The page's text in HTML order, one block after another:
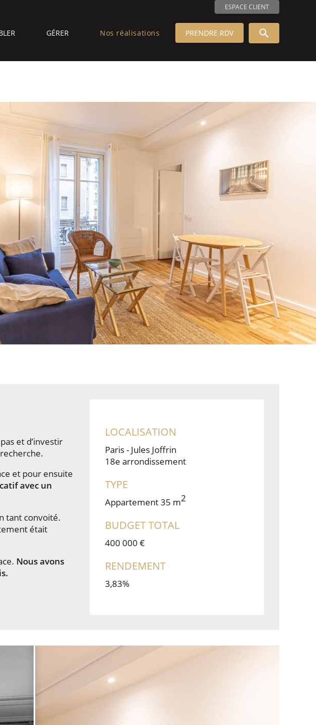
ESPACE CLIENT
GÉRER Nos réalisations PRENDRE RDV
et d’investir
et pour ensuite
avec un
tant convoité.
était
Nous avons
LOCALISATION
Paris - Jules Joffrin
18e arrondissement
TYPE
Appartement 35 m2
BUDGET TOTAL
400 000 €
RENDEMENT
3,83%